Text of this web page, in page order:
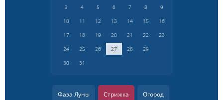
3
4 5 6 7 8
9
10
11 12 13 14 15
16
17
18 19 20 21 22
23
24
25 26 27 28
29
30
31
Фаза Луны Стрижка Огород